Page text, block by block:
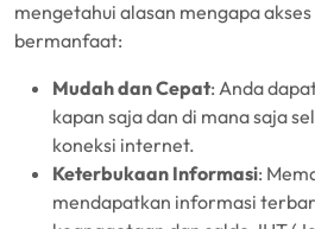
mengetahui alasan mengapa
bermanfaat:
Mudah dan Cepat: Anda
kapan saja dan di mana saja
koneksi internet.
Keterbukaan Informasi:
mendapatkan informasi